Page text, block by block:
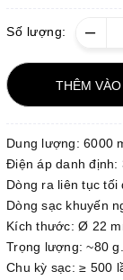
Số lượng: –
THÊM
Dung lượng: 6000
Điện áp danh định:
Dòng ra liên tục tối
Dòng sạc khuyến
Kích thước: Ø 22
Trọng lượng: ~80 g.
Chu kỳ sạc: ≥ 500